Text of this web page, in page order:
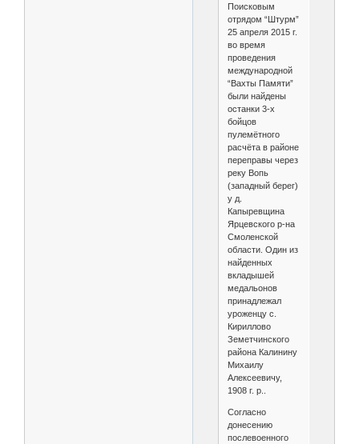
Поисковым
отрядом “Штурм”
25 апреля 2015 г.
во время
проведения
международной
“Вахты Памяти”
были найдены
останки 3-х
бойцов
пулемётного
расчёта в районе
переправы через
реку Вопь
(западный берег)
у д.
Капыревщина
Ярцевского р-на
Смоленской
области. Один из
найденных
вкладышей
медальонов
принадлежал
уроженцу с.
Кириллово
Земетчинского
района Калинину
Михаилу
Алексеевичу,
1908 г. р..
Согласно
донесению
послевоенного